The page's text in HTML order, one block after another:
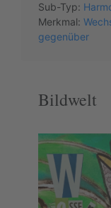
Sub-Typ:
Merkmal:
gegenüber
Bildwelt